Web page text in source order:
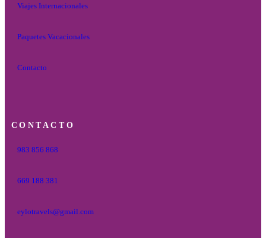
Viajes Internacionales
Paquetes Vacacionales
Contacto
CONTACTO
983 856 868
669 188 381
eylotravels@gmail.com